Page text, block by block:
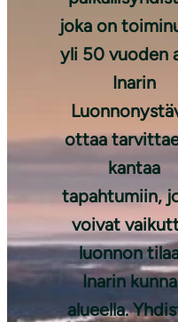
joka on
yli 50 vuoden
Inarin
ottaa
kantaa
tapahtumiin,
voivat
luonnon
Inarin
alueella.